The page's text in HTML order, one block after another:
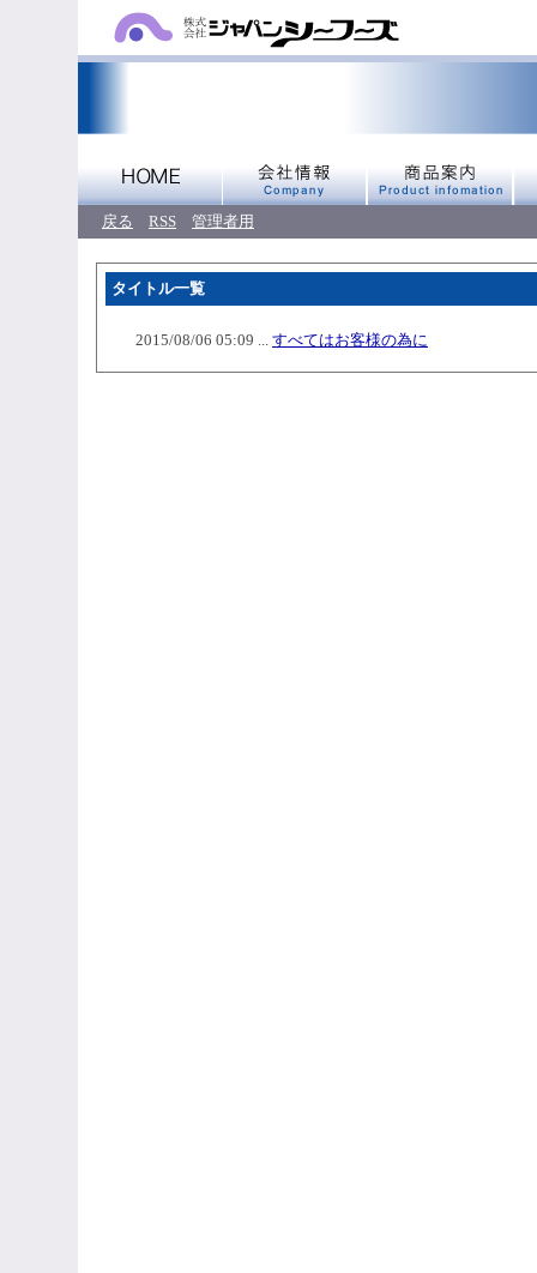
戻る RSS 管理者用
タイトル一覧
2015/08/06 05:09 ... すべてはお客様の為に